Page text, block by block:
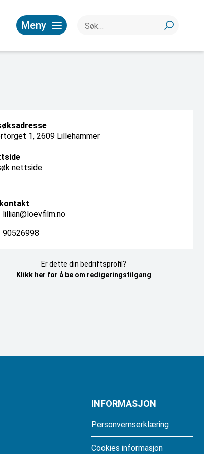
Meny
1, 2609 Lillehammer
nettside
lillian@loevfilm.no
90526998
Er dette din bedriftsprofil?
Klikk her for å be om redigeringstilgang
INFORMASJON
Personvernserklæring
Cookies informasjon